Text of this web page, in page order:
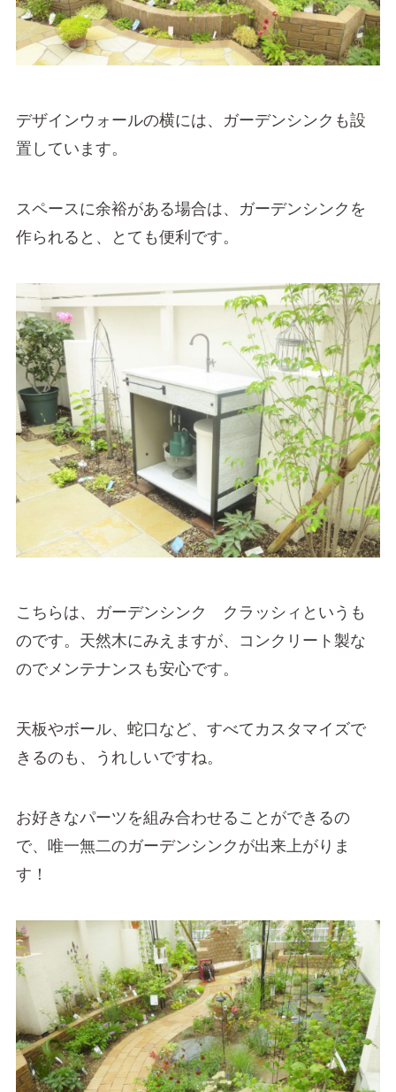
デザインウォールの横には、ガーデンシンクも設
置しています。
スペースに余裕がある場合は、ガーデンシンクを
作られると、とても便利です。
こちらは、ガーデンシンク クラッシィというも
のです。天然木にみえますが、コンクリート製な
のでメンテナンスも安心です。
天板やボール、蛇口など、すべてカスタマイズで
きるのも、うれしいですね。
お好きなパーツを組み合わせることができるの
で、唯一無二のガーデンシンクが出来上がりま
す！